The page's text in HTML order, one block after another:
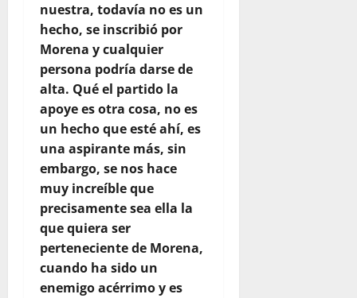
nuestra, todavía no es un
hecho, se inscribió por
Morena y cualquier
persona podría darse de
alta. Qué el partido la
apoye es otra cosa, no es
un hecho que esté ahí, es
una aspirante más, sin
embargo, se nos hace
muy increíble que
precisamente sea ella la
que quiera ser
perteneciente de Morena,
cuando ha sido un
enemigo acérrimo y es